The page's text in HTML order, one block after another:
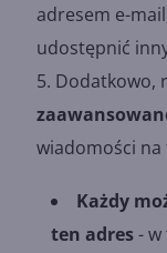
adresem e-
udostępnić
Dodatkowo,
wiadomości na
Każdy
ten adres-